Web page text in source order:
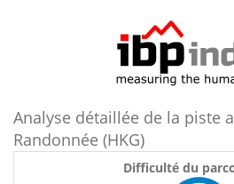
Analyse détaillée de la piste
Randonnée (HKG)
Difficulté du